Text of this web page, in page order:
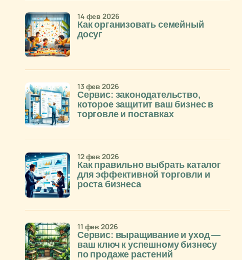
Как организовать семейный
досуг
14 фев 2026
Сервис: законодательство,
которое защитит ваш бизнес в
торговле и поставках
13 фев 2026
Как правильно выбрать каталог
для эффективной торговли и
роста бизнеса
12 фев 2026
Сервис: выращивание и уход —
ваш ключ к успешному бизнесу
по продаже растений
11 фев 2026